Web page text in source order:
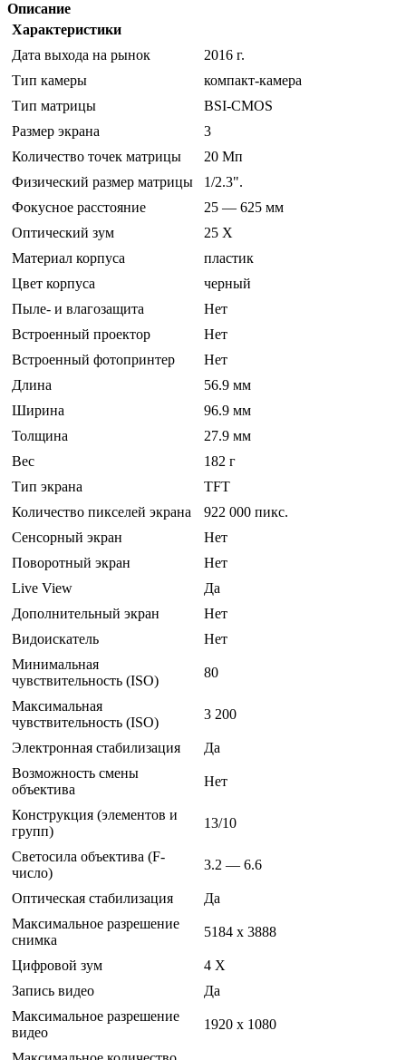
Описание
Характеристики
Дата выхода на рынок
2016 г.
Тип камеры
компакт-камера
Тип матрицы
BSI-CMOS
Размер экрана
3
Количество точек матрицы
20 Мп
Физический размер матрицы
1/2.3".
Фокусное расстояние
25 — 625 мм
Оптический зум
25 Х
Материал корпуса
пластик
Цвет корпуса
черный
Пыле- и влагозащита
Нет
Встроенный проектор
Нет
Встроенный фотопринтер
Нет
Длина
56.9 мм
Ширина
96.9 мм
Толщина
27.9 мм
Вес
182 г
Тип экрана
TFT
Количество пикселей экрана
922 000 пикс.
Сенсорный экран
Нет
Поворотный экран
Нет
Live View
Да
Дополнительный экран
Нет
Видоискатель
Нет
Минимальная
чувствительность (ISO)
80
Максимальная
чувствительность (ISO)
3 200
Электронная стабилизация
Да
Возможность смены
объектива
Нет
Конструкция (элементов и
групп)
13/10
Светосила объектива (F-
число)
3.2 — 6.6
Оптическая стабилизация
Да
Максимальное разрешение
снимка
5184 x 3888
Цифровой зум
4 Х
Запись видео
Да
Максимальное разрешение
видео
1920 x 1080